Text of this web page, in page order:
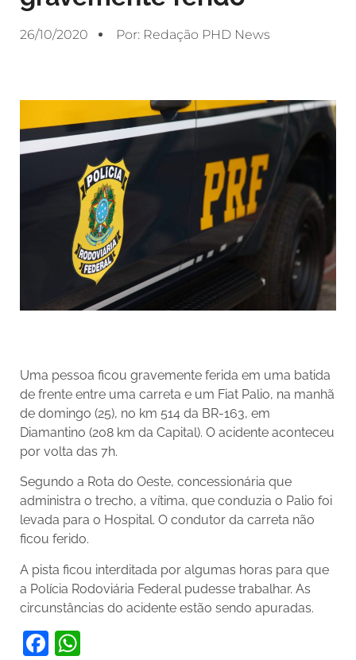
26/10/2020 Por: Redação PHD News
Uma pessoa ficou gravemente ferida em uma batida
de frente entre uma carreta e um Fiat Palio, na manhã
de domingo (25), no km 514 da BR-163, em
Diamantino (208 km da Capital). O acidente aconteceu
por volta das 7h.
Segundo a Rota do Oeste, concessionária que
administra o trecho, a vítima, que conduzia o Palio foi
levada para o Hospital. O condutor da carreta não
ficou ferido.
A pista ficou interditada por algumas horas para que
a Polícia Rodoviária Federal pudesse trabalhar. As
circunstâncias do acidente estão sendo apuradas.
Facebook